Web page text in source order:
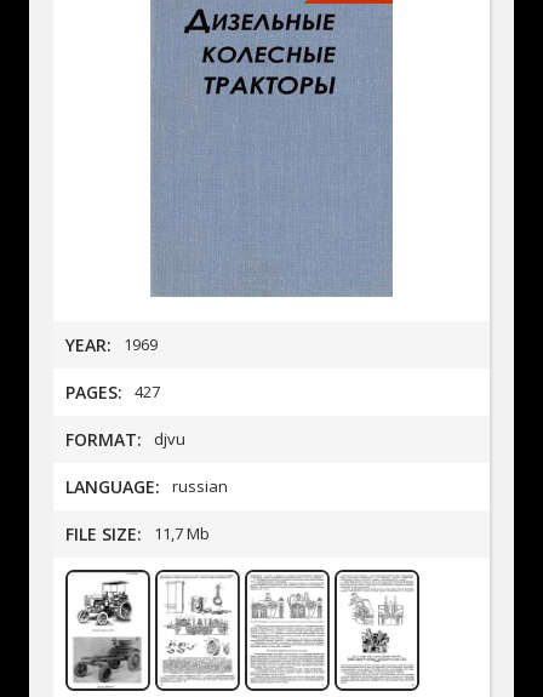
YEAR: 1969
PAGES: 427
FORMAT: djvu
LANGUAGE: russian
FILE SIZE: 11,7 Mb